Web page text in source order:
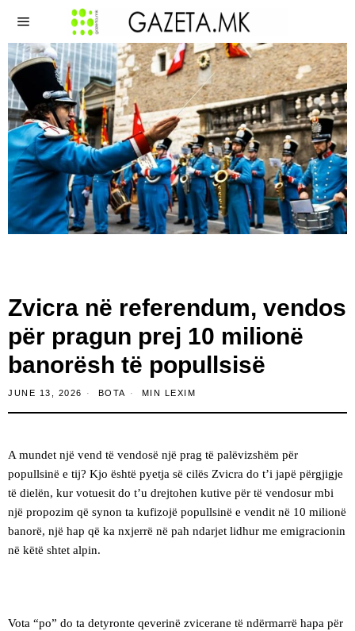
Zvicra në referendum, vendos
për pragun prej 10 milionë
banorësh të popullsisë
JUNE 13, 2026 BOTA MIN LEXIM
A mundet një vend të vendosë një prag të palëvizshëm për
popullsinë e tij? Kjo është pyetja së cilës Zvicra do t’i japë përgjigje
të dielën, kur votuesit do t’u drejtohen kutive për të vendosur mbi
një propozim që synon ta kufizojë popullsinë e vendit në 10 milionë
banorë, një hap që ka nxjerrë në pah ndarjet lidhur me emigracionin
në këtë shtet alpin.
Vota “po” do ta detyronte qeverinë zvicerane të ndërmarrë hapa për